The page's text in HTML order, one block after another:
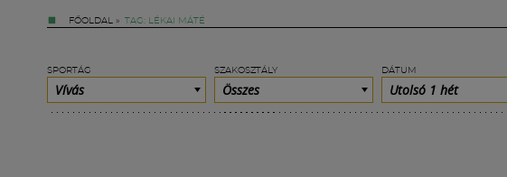
FŐOLDAL » TAG: LÉKAI MÁTÉ
SPORTÁG
Vívás
SZAKOSZTÁLY
Összes
DÁTUM
Utolsó 1 hét